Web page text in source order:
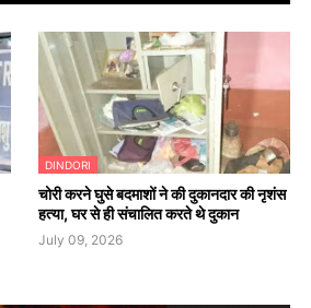
DINDORI
चोरी करने घुसे बदमाशों ने की दुकानदार की नृशंस
हत्या, घर से ही संचालित करते थे दुकान
July 09, 2026